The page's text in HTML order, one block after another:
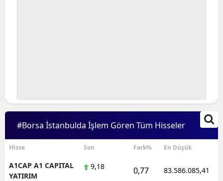
#Borsa İstanbulda İşlem Gören Tüm Hisseler
Hisse Son Fark% En Düşük
A1CAP A1 CAPITAL
YATIRIM
9,18 0,77 83.586.085,41